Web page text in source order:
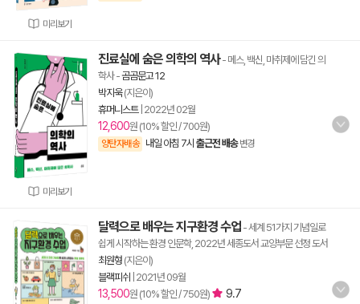
미리보기
미리보기
진료실에 숨은 의학의 역사- 메스, 백신, 마취제에 담긴 의
학사-곰곰문고 12
박지욱(지은이)
휴머니스트| 2022년 02월
12,600원 (10% 할인 / 700원)
양탄자배송 내일 아침 7시 출근전 배송 변경
달력으로 배우는 지구환경 수업 - 세계 51가지 기념일로
쉽게 시작하는 환경 인문학, 2022년 세종도서 교양부문 선정 도서
최원형 (지은이)
블랙피쉬 2021년 09월
13,500원 (10% 할인 / 750원) 9.7